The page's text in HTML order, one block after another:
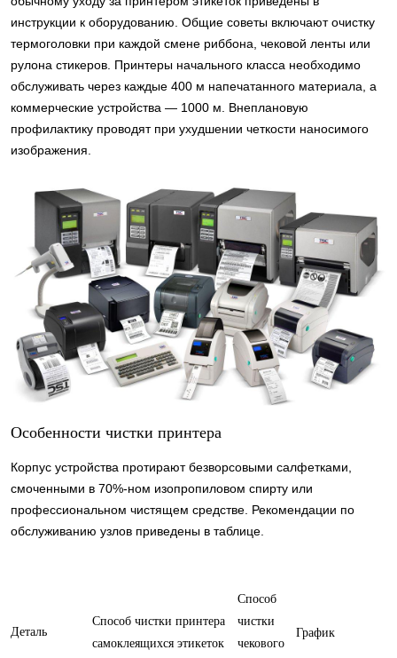
инструкции к оборудованию. Общие советы включают очистку
термоголовки при каждой смене риббона, чековой ленты или
рулона стикеров. Принтеры начального класса необходимо
обслуживать через каждые 400 м напечатанного материала, а
коммерческие устройства — 1000 м. Внеплановую
профилактику проводят при ухудшении четкости наносимого
изображения.
Особенности чистки принтера
Корпус устройства протирают безворсовыми салфетками,
смоченными в 70%-ном изопропиловом спирту или
профессиональном чистящем средстве. Рекомендации по
обслуживанию узлов приведены в таблице.
Деталь
Способ чистки принтера
самоклеящихся этикеток
Способ
чистки
чекового
График